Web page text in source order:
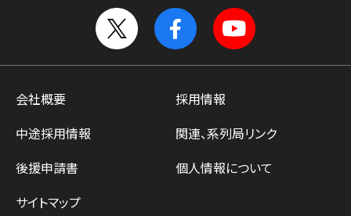
会社概要
採用情報
中途採用情報
関連、系列局リンク
後援申請書
個人情報について
サイトマップ